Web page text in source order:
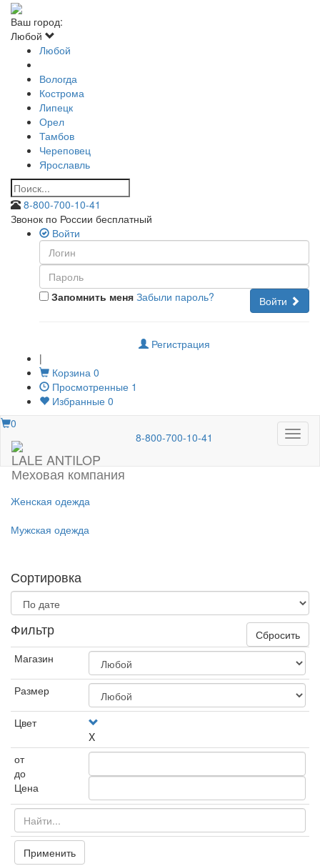
Ваш город:
Любой
Любой
Вологда
Кострома
Липецк
Орел
Тамбов
Череповец
Ярославль
8-800-700-10-41
Звонок по России бесплатный
Войти
Запомнить меня Войти
Забыли пароль?
Регистрация
|
Корзина 0
Просмотренные 1
Избранные 0
Меню
0
LALE ANTILOP
Меховая компания
8-800-700-10-41
Женская одежда
Мужская одежда
Сортировка
Фильтр
Сбросить
Магазин
Размер
Цвет
X
от
до
Цена
Применить